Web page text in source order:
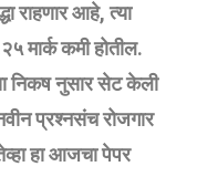
राहणार आहे, त्या
मार्क कमी होतील.
निकष नुसार सेट केली
प्रश्नसंच रोजगार
हा आजचा पेपर